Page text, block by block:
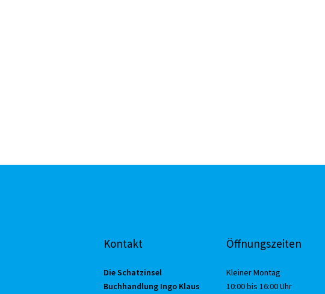
Kontakt
Die Schatzinsel
Buchhandlung Ingo Klaus
Öffnungszeiten
Kleiner Montag
10:00 bis 16:00 Uhr